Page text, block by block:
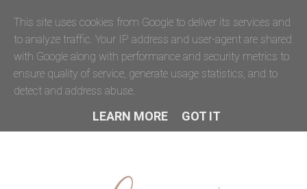
This site uses cookies from Google to deliver its services and
to analyze traffic. Your IP address and user-agent are shared
with Google along with performance and security metrics to
ensure quality of service, generate usage statistics, and to
detect and address abuse.
LEARN MORE GOT IT